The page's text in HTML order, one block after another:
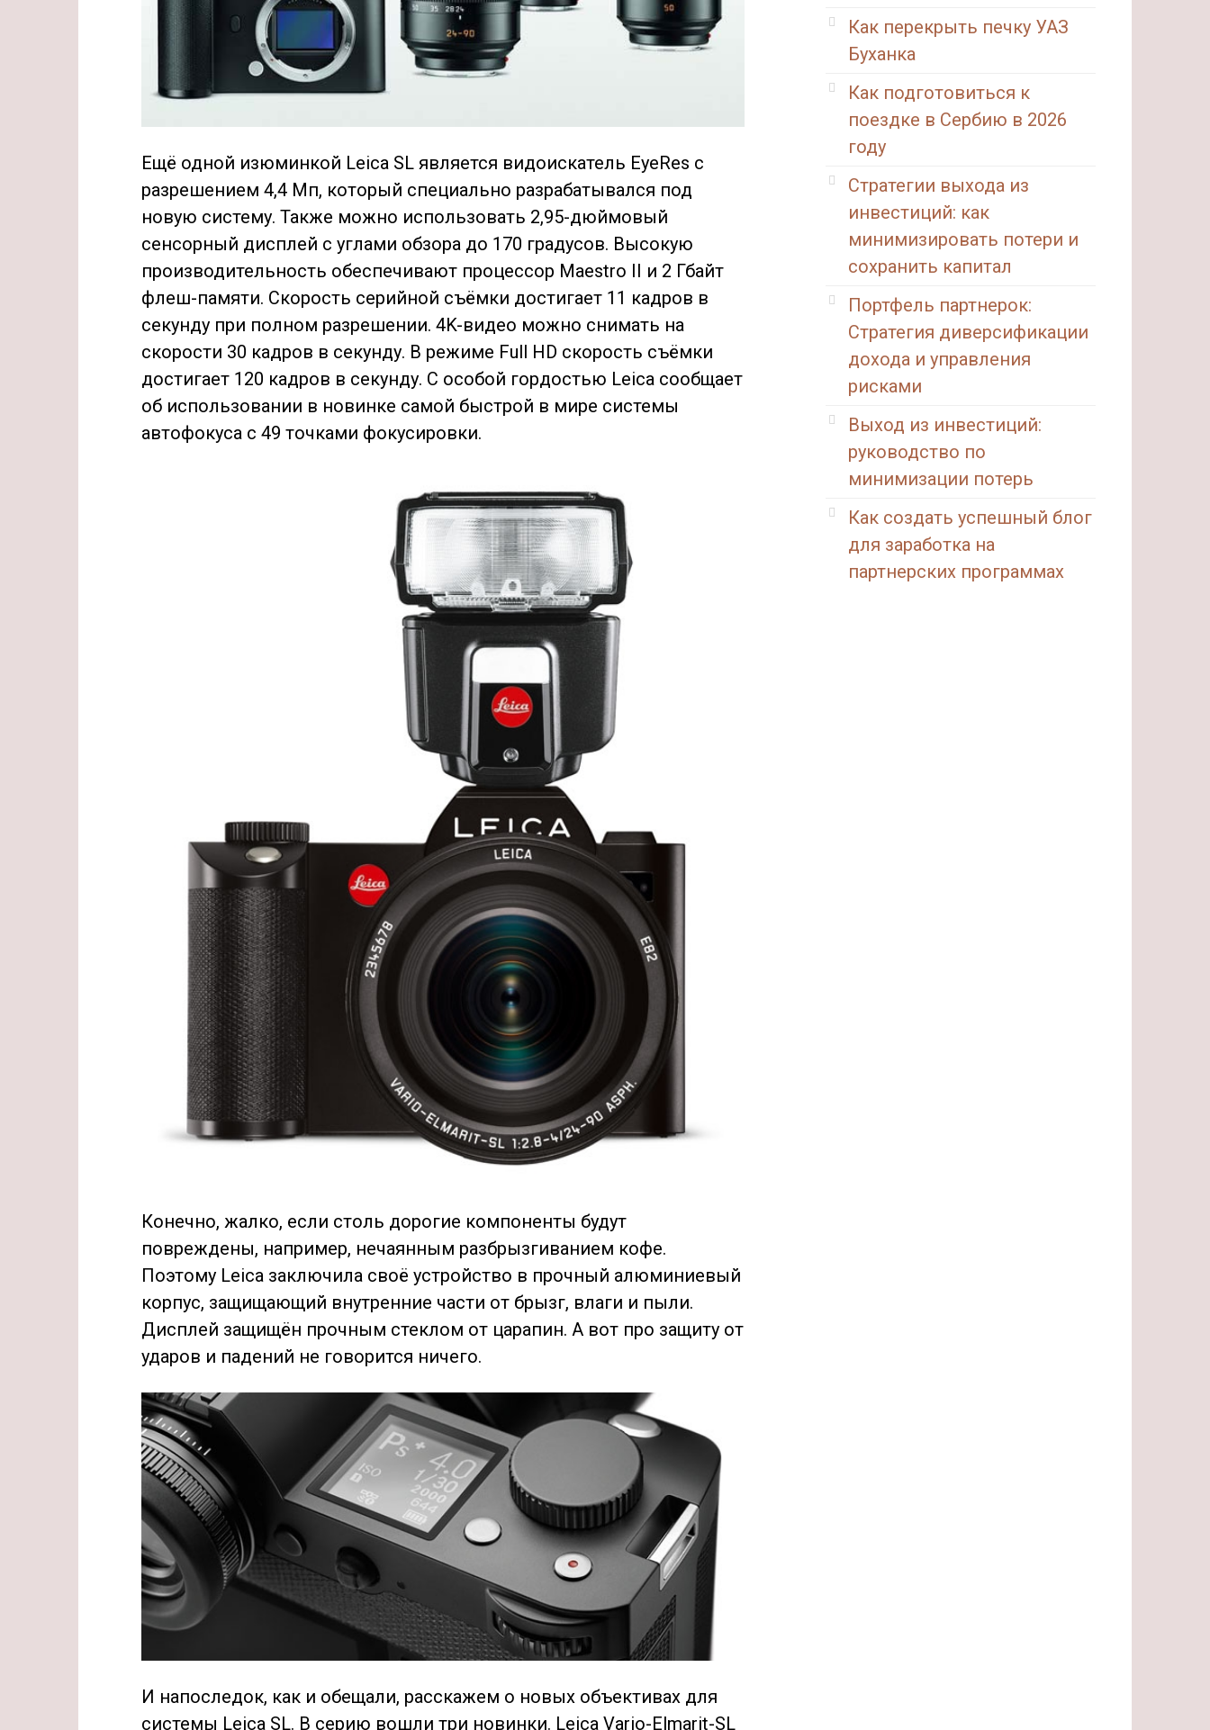
Ещё одной изюминкой Leica SL является видоискатель EyeRes с
разрешением 4,4 Мп, который специально разрабатывался под
новую систему. Также можно использовать 2,95-дюймовый
сенсорный дисплей с углами обзора до 170 градусов. Высокую
производительность обеспечивают процессор Maestro II и 2 Гбайт
флеш-памяти. Скорость серийной съёмки достигает 11 кадров в
секунду при полном разрешении. 4K-видео можно снимать на
скорости 30 кадров в секунду. В режиме Full HD скорость съёмки
достигает 120 кадров в секунду. С особой гордостью Leica сообщает
об использовании в новинке самой быстрой в мире системы
автофокуса с 49 точками фокусировки.
Конечно, жалко, если столь дорогие компоненты будут
повреждены, например, нечаянным разбрызгиванием кофе.
Поэтому Leica заключила своё устройство в прочный алюминиевый
корпус, защищающий внутренние части от брызг, влаги и пыли.
Дисплей защищён прочным стеклом от царапин. А вот про защиту от
ударов и падений не говорится ничего.
И напоследок, как и обещали, расскажем о новых объективах для
системы Leica SL. В серию вошли три новинки. Leica Vario-Elmarit-SL
Как перекрыть печку УАЗ
Буханка
Как подготовиться к
поездке в Сербию в 2026
году
Стратегии выхода из
инвестиций: как
минимизировать потери и
сохранить капитал
Портфель партнерок:
Стратегия диверсификации
дохода и управления
рисками
Выход из инвестиций:
руководство по
минимизации потерь
Как создать успешный блог
для заработка на
партнерских программах